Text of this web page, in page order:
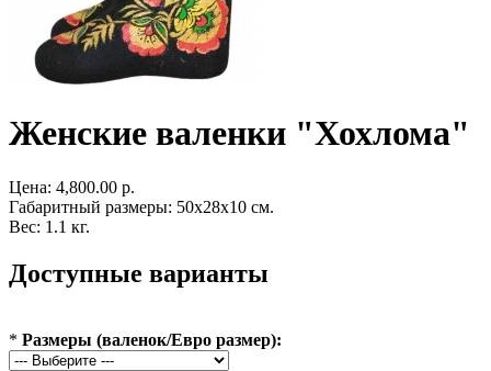
Женские валенки "Хохлома"
Цена: 4,800.00 р.
Габаритный размеры: 50x28x10 см.
Вес: 1.1 кг.
Доступные варианты
* Размеры (валенок/Евро размер):